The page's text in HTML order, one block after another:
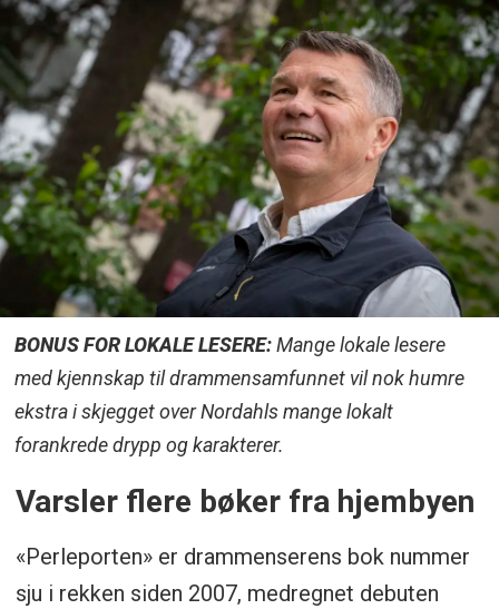
BONUS FOR LOKALE LESERE:Mange lokale lesere
med kjennskap til drammensamfunnet vil nok humre
ekstra i skjegget over Nordahls mange lokalt
forankrede drypp og karakterer.
Varsler flere bøker fra hjembyen
«Perleporten» er drammenserens bok nummer
sju i rekken siden 2007, medregnet debuten